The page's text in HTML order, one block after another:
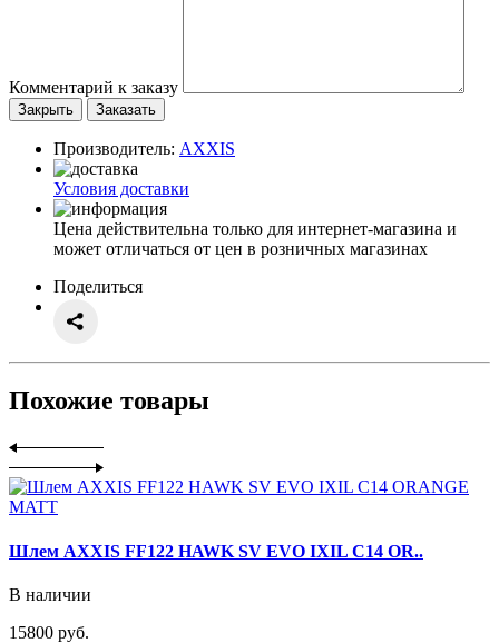
Комментарий к заказу
Закрыть Заказать
Производитель: AXXIS
Условия доставки
Цена действительна только для интернет-магазина и
может отличаться от цен в розничных магазинах
Поделиться
Похожие товары
Шлем AXXIS FF122 HAWK SV EVO IXIL C14 OR..
В наличии
15800 руб.